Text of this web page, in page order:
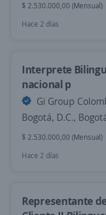
$ 2.530.000,00 (Mensual)
Hace 2 días
Interprete
nacional p
Gi Group
Bogotá, D.C.,
$ 2.530.000,00 (Mensual)
Hace 2 días
Representante